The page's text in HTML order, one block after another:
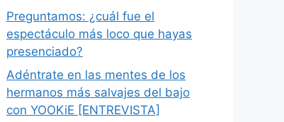
Preguntamos: ¿cuál fue el
espectáculo más loco que hayas
presenciado?
Adéntrate en las mentes de los
hermanos más salvajes del bajo
con YOOKiE [ENTREVISTA]